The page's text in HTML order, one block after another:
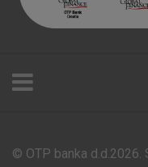
Poslovnice i bankomati
© OTP banka d.d.2026.